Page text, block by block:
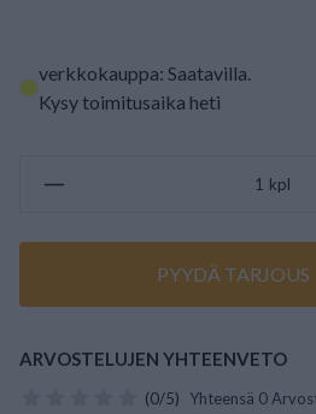
verkkokauppa: Saatavilla.
Kysy toimitusaika heti
kpl
PYYDÄ TARJOUS
ARVOSTELUJEN YHTEENVETO
(0/5) Yhteensä 0